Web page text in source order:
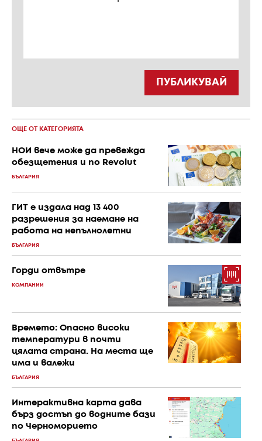
ПУБЛИКУВАЙ
ОЩЕ ОТ КАТЕГОРИЯТА
НОИ вече може да превежда
обезщетения и по Revolut
БЪЛГАРИЯ
ГИТ е издала над 13 400
разрешения за наемане на
работа на непълнолетни
БЪЛГАРИЯ
Горди отвътре
КОМПАНИИ
Времето: Опасно високи
температури в почти
цялата страна. На места ще
има и валежи
БЪЛГАРИЯ
Интерактивна карта дава
бърз достъп до водните бази
по Черноморието